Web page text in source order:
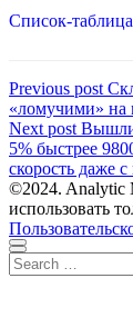
Список-
по
записям
Previous post
«ломучими» на
Next post Next
post:
Вышли
5% быстрее
скорость даже
©2024. Analytic
использовать
Scroll
to
Close
Search
for: